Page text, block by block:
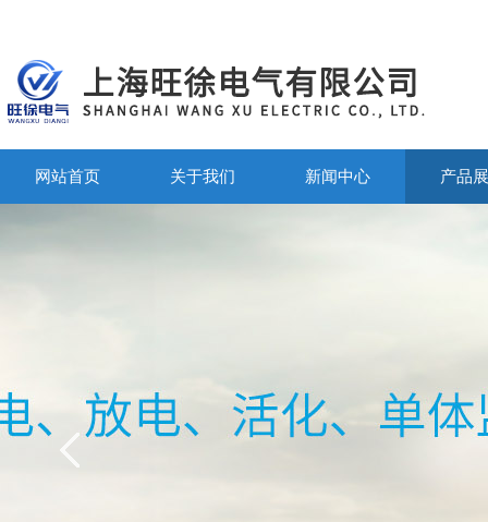
网站首页 关于我们 新闻中心 产品